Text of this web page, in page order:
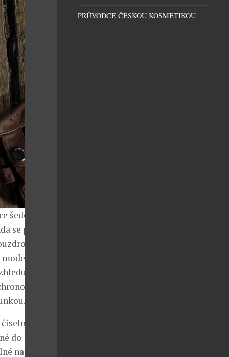
se prostě
je
jim
a
s
do 100
natažení v
PRŮVODCE ČESKOU KOSMETIKOU